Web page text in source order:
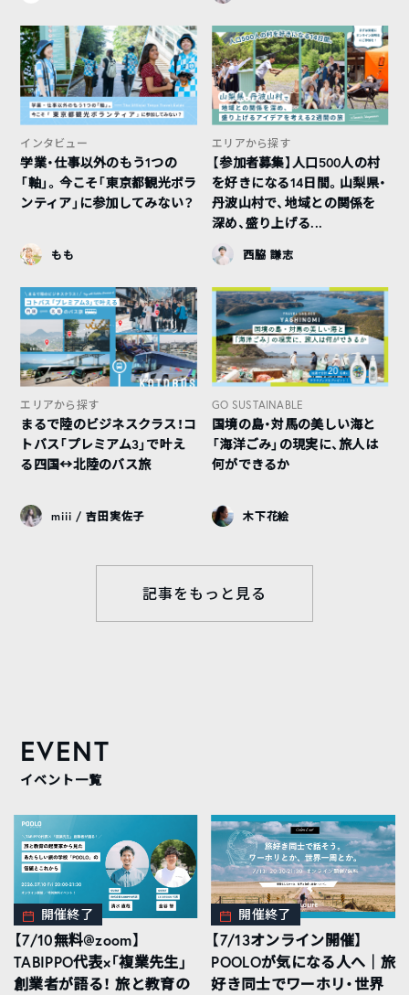
インタビュー
学業・仕事以外のもう1つの
「軸」。今こそ「東京都観光ボラ
ンティア」に参加してみない？
もも
エリアから探す
【参加者募集】人口500人の村
を好きになる14日間。山梨県・
丹波山村で、地域との関係を
深め、盛り上げる...
西脇 謙志
エリアから探す
まるで陸のビジネスクラス！コ
トバス「プレミアム3」で叶え
る四国↔︎北陸のバス旅
miii / 吉田実佐子
GO SUSTAINABLE
国境の島・対馬の美しい海と
「海洋ごみ」の現実に、旅人は
何ができるか
木下花絵
記事をもっと見る
EVENT
イベント一覧
開催終了
【7/10無料@zoom】
TABIPPO代表×「複業先生」
創業者が語る！ 旅と教育の
開催終了
【7/13オンライン開催】
POOLOが気になる人へ｜旅
好き同士でワーホリ・世界